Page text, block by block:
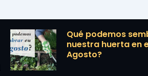
Qué podemos
nuestra huerta en
Agosto?